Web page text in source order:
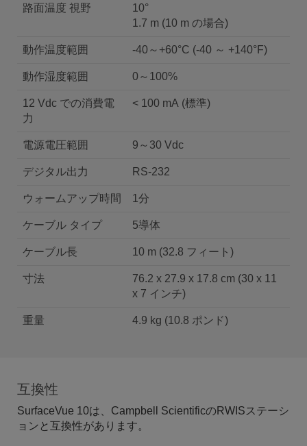
路面温度 視野
10°
1.7 m (10 m の場合)
動作温度範囲 -40～+60°C (-40 ～ +140°F)
動作湿度範囲 0～100%
12 Vdc での消費電
力
< 100 mA (標準)
電源電圧範囲 9～30 Vdc
デジタル出力 RS-232
ウォームアップ時間 1分
ケーブル タイプ 5導体
ケーブル長 10 m (32.8 フィート)
寸法
76.2 x 27.9 x 17.8 cm (30 x 11
x 7 インチ)
重量 4.9 kg (10.8 ポンド)
互換性
SurfaceVue 10は、Campbell ScientificのRWISステーシ
ョンと互換性があります。